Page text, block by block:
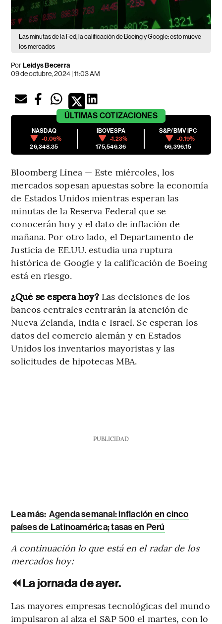
Las minutas de la Fed, la calificación de Boeing y Google: esto mueve
los mercados
PorLeidys Becerra
09 de octubre, 2024 | 11:03 AM
ÚLTIMAS COTIZACIONES
NASDAQ
-0.06%
26,348.35
IBOVESPA
-1.23%
175,546.36
S&P/BMV IPC
-0.19%
66,396.15
Bloomberg Línea — Este miércoles, los
mercados sopesan apuestas sobre la economía
de Estados Unidos mientras esperan las
minutas de la Reserva Federal que se
conocerán hoy y el dato de inflación de
mañana. Por otro lado, el Departamento de
Justicia de EE.UU. estudia una ruptura
histórica de Google y la calificación de Boeing
está en riesgo.
¿Qué se espera hoy? Las decisiones de los
bancos centrales centrarán la atención de
Nueva Zelanda, India e Israel. Se esperan los
datos del comercio alemán y en Estados
Unidos los inventarios mayoristas y las
solicitudes de hipotecas MBA.
PUBLICIDAD
Lea más: Agenda semanal: inflación en cinco
países de Latinoamérica; tasas en Perú
A continuación lo que está en el radar de los
mercados hoy:
⏪La jornada de ayer.
Las mayores empresas tecnológicas del mundo
impulsaron al alza el S&P 500 el martes, con lo